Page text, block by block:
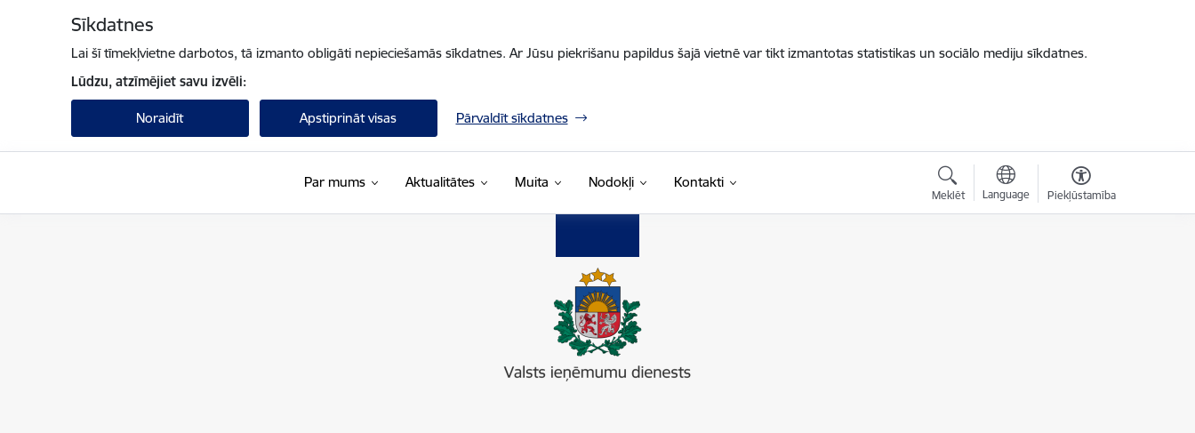
Sīkdatnes
Lai šī tīmekļvietne darbotos, tā izmanto obligāti nepieciešamās sīkdatnes. Ar Jūsu piekrišanu papildus šajā vietnē var tikt izmantotas statistikas un sociālo mediju sīkdatnes.
Lūdzu, atzīmējiet savu izvēli:
Noraidīt Apstiprināt visas Pārvaldīt sīkdatnes
Par mums Aktualitātes Muita Nodokļi Kontakti
Meklēt Language Piekļūstamība